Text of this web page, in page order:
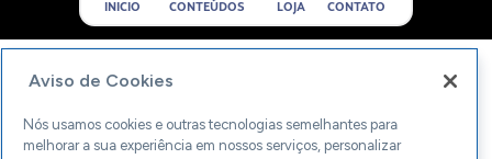
INICIO CONTEÚDOS LOJA CONTATO
Aviso de Cookies
Nós usamos cookies e outras tecnologias semelhantes para
melhorar a sua experiência em nossos serviços, personalizar